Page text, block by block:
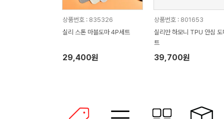
상품번호 : 835326
실리 스톤 마블도마 4P세트
29,400원
상품번호 : 801653
실리만 하모니 TPU 안심 도
트
39,700원